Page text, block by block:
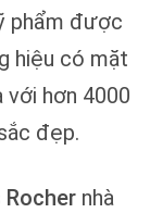
phẩm được
hiệu có mặt
với hơn 4000
đẹp.
Rocher nhà